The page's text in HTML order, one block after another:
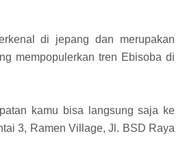
di jepang dan merupakan
mempopulerkan tren Ebisoba di
kamu bisa langsung saja ke
3, Ramen Village, Jl. BSD Raya